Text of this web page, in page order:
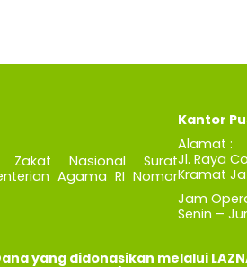
Zakat Nasional Surat
Agama RI Nomor
Kantor
Alamat :
Jl. Raya
Kramat
Jam
Senin –
yang didonasikan melalui